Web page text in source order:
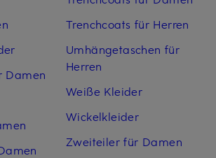
Damen
Trenchcoats für Herren
Umhängetaschen für
Herren
Weiße Kleider
Wickelkleider
Zweiteiler für Damen